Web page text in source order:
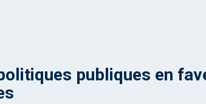
publiques en